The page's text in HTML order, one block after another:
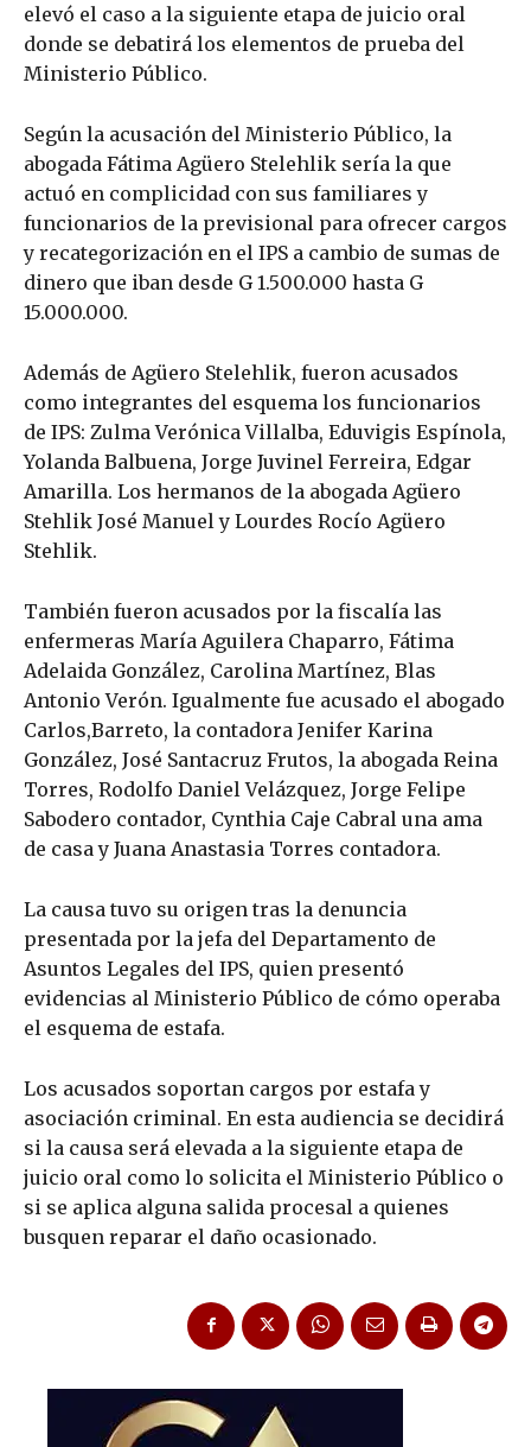
elevó el caso a la siguiente etapa de juicio oral
donde se debatirá los elementos de prueba del
Ministerio Público.
Según la acusación del Ministerio Público, la
abogada Fátima Agüero Stelehlik sería la que
actuó en complicidad con sus familiares y
funcionarios de la previsional para ofrecer cargos
y recategorización en el IPS a cambio de sumas de
dinero que iban desde G 1.500.000 hasta G
15.000.000.
Además de Agüero Stelehlik, fueron acusados
como integrantes del esquema los funcionarios
de IPS: Zulma Verónica Villalba, Eduvigis Espínola,
Yolanda Balbuena, Jorge Juvinel Ferreira, Edgar
Amarilla. Los hermanos de la abogada Agüero
Stehlik José Manuel y Lourdes Rocío Agüero
Stehlik.
También fueron acusados por la fiscalía las
enfermeras María Aguilera Chaparro, Fátima
Adelaida González, Carolina Martínez, Blas
Antonio Verón. Igualmente fue acusado el abogado
Carlos,Barreto, la contadora Jenifer Karina
González, José Santacruz Frutos, la abogada Reina
Torres, Rodolfo Daniel Velázquez, Jorge Felipe
Sabodero contador, Cynthia Caje Cabral una ama
de casa y Juana Anastasia Torres contadora.
La causa tuvo su origen tras la denuncia
presentada por la jefa del Departamento de
Asuntos Legales del IPS, quien presentó
evidencias al Ministerio Público de cómo operaba
el esquema de estafa.
Los acusados soportan cargos por estafa y
asociación criminal. En esta audiencia se decidirá
si la causa será elevada a la siguiente etapa de
juicio oral como lo solicita el Ministerio Público o
si se aplica alguna salida procesal a quienes
busquen reparar el daño ocasionado.